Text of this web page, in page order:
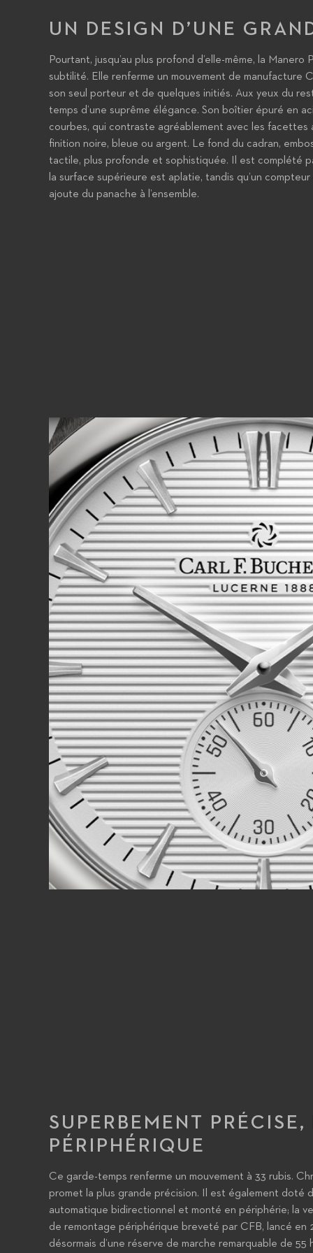
UN DESIGN D’UNE
Pourtant, jusqu’au plus profond d’elle-même, la
subtilité. Elle renferme un mouvement de manufacture
son seul porteur et de quelques initiés. Aux yeux du
temps d’une suprême élégance. Son boîtier épuré en
courbes, qui contraste agréablement avec les facettes
finition noire, bleue ou argent. Le fond du cadran,
tactile, plus profonde et sophistiquée. Il est complété
la surface supérieure est aplatie, tandis qu’un
ajoute du panache à l’ensemble.
SUPERBEMENT PRÉCISE,
PÉRIPHÉRIQUE
Ce garde-temps renferme un mouvement à 33 rubis.
promet la plus grande précision. Il est également doté
automatique bidirectionnel et monté en périphérie; la
de remontage périphérique breveté par CFB, lancé en
désormais d’une réserve de marche remarquable de 55